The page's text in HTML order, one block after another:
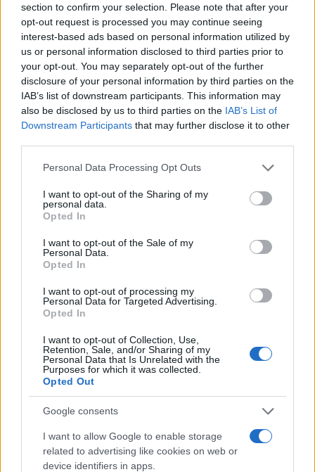
section to confirm your selection. Please note that after your
opt-out request is processed you may continue seeing
interest-based ads based on personal information utilized by
us or personal information disclosed to third parties prior to
your opt-out. You may separately opt-out of the further
disclosure of your personal information by third parties on the
IAB’s list of downstream participants. This information may
also be disclosed by us to third parties on the IAB’s List of
Downstream Participants that may further disclose it to other
Please note that this website/app uses one or more Google
not limited to your visit or usage behaviour. You may click to
grant or deny consent to Google and its third-party tags to
use your data for below specified purposes in below Google
consent section.
Personal Data Processing Opt Outs
I want to opt-out of the Sharing of my
personal data.
Opted In
I want to opt-out of the Sale of my
Personal Data.
Opted In
I want to opt-out of processing my
Personal Data for Targeted Advertising.
Opted In
I want to opt-out of Collection, Use,
Retention, Sale, and/or Sharing of my
Personal Data that Is Unrelated with the
Purposes for which it was collected.
Opted Out
Google consents
I want to allow Google to enable storage
related to advertising like cookies on web or
device identifiers in apps.
decisioni informate e strategiche. Con un’analisi
accurata e un approccio consapevole, è possibile
trasformare le proprie aspirazioni in realtà tangibili,
rendendo ogni progetto un passo verso il
successo. E tu, sei pronto a fare il primo passo
verso la realizzazione dei tuoi sogni?
AUTORE